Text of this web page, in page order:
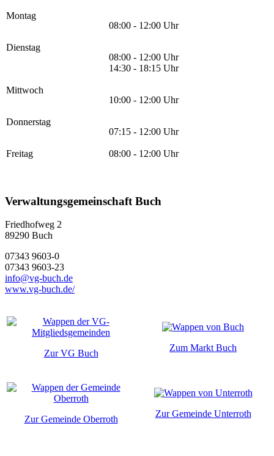
Montag
08:00 - 12:00 Uhr
Dienstag
08:00 - 12:00 Uhr
14:30 - 18:15 Uhr
Mittwoch
10:00 - 12:00 Uhr
Donnerstag
07:15 - 12:00 Uhr
Freitag 08:00 - 12:00 Uhr
Verwaltungsgemeinschaft Buch
Friedhofweg 2
89290 Buch
07343 9603-0
07343 9603-23
info@vg-buch.de
www.vg-buch.de/
Zur VG Buch
Zum Markt Buch
Zur Gemeinde Oberroth
Zur Gemeinde Unterroth